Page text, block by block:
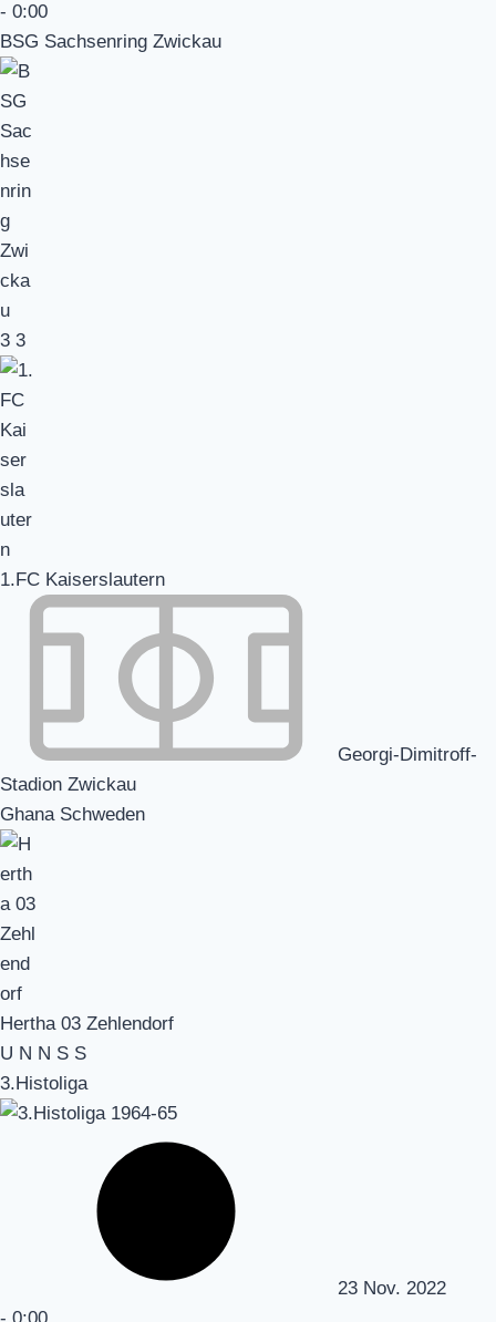
- 0:00
BSG Sachsenring Zwickau
3 3
1.FC Kaiserslautern
Georgi-Dimitroff-
Stadion Zwickau
Ghana Schweden
Hertha 03 Zehlendorf
U N N S S
3.Histoliga
23 Nov. 2022